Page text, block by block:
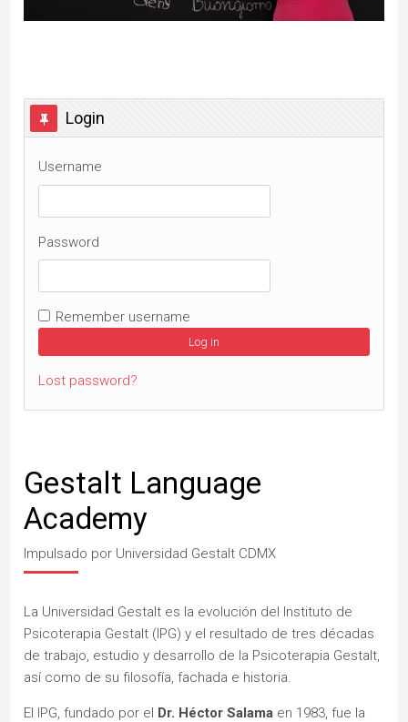
Skip LoginLogin
Username
Password
Remember username
Lost password?
Gestalt Language
Academy
Impulsado por Universidad Gestalt CDMX
La Universidad Gestalt es la evolución del Instituto de
Psicoterapia Gestalt (IPG) y el resultado de tres décadas
de trabajo, estudio y desarrollo de la Psicoterapia Gestalt,
así como de su filosofía, fachada e historia.
El IPG, fundado por el Dr. Héctor Salama en 1983, fue la